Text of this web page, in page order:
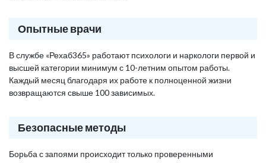
Опытные врачи
В службе «Рехаб365» работают психологи и наркологи первой и
высшей категории минимум с 10-летним опытом работы.
Каждый месяц благодаря их работе к полноценной жизни
возвращаются свыше 100 зависимых.
Безопасные методы
Борьба с запоями происходит только проверенными